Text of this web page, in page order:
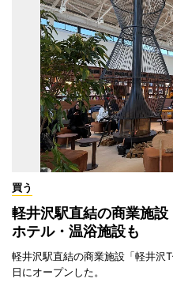
買う
軽井沢駅直結の商業施
ホテル・温浴施設も
軽井沢駅直結の商業施設「軽井沢
日にオープンした。